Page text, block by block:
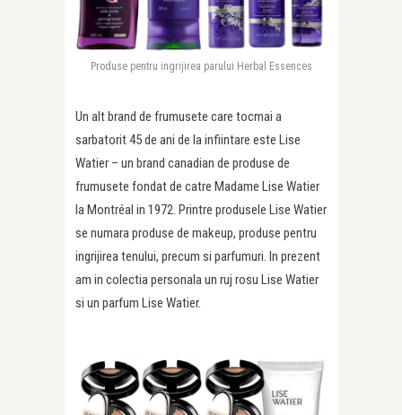
Produse pentru ingrijirea parului Herbal Essences
Un alt brand de frumusete care tocmai a
sarbatorit 45 de ani de la infiintare este Lise
Watier – un brand canadian de produse de
frumusete fondat de catre Madame Lise Watier
la Montréal in 1972. Printre produsele Lise Watier
se numara produse de makeup, produse pentru
ingrijirea tenului, precum si parfumuri. In prezent
am in colectia personala un ruj rosu Lise Watier
si un parfum Lise Watier.